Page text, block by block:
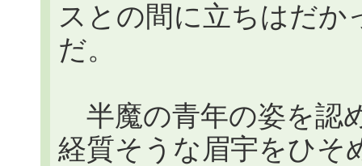
スとの間に立ちはだ
だ。
半魔の青年の姿を認
経質そうな眉宇をひそ